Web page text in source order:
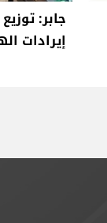
جابر:
إيرادات